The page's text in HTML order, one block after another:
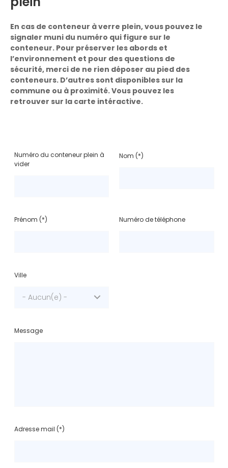
En cas de conteneur à verre plein, vous pouvez le
signaler muni du numéro qui figure sur le
conteneur. Pour préserver les abords et
l’environnement et pour des questions de
sécurité, merci de ne rien déposer au pied des
conteneurs. D’autres sont disponibles sur la
commune ou à proximité. Vous pouvez les
retrouver sur la carte intéractive.
Numéro du conteneur plein à
vider
Nom (*)
Prénom (*) Numéro de téléphone
Ville
- Aucun(e) -
Message
Adresse mail (*)